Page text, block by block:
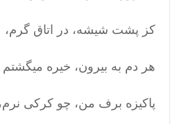
کز پشت شیشه، در اتاق گرم،
هر دم به بیرون، خیره میگشتم
پاکیزه برف من، چو کرکی نرم،